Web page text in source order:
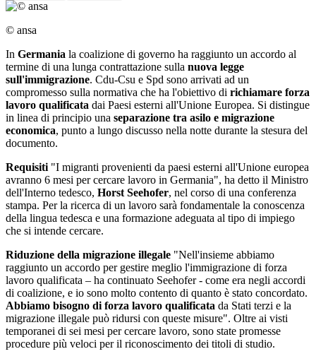
© ansa
In Germania la coalizione di governo ha raggiunto un accordo al
termine di una lunga contrattazione sulla nuova legge
sull'immigrazione. Cdu-Csu e Spd sono arrivati ad un
compromesso sulla normativa che ha l'obiettivo di richiamare forza
lavoro qualificata dai Paesi esterni all'Unione Europea. Si distingue
in linea di principio una separazione tra asilo e migrazione
economica, punto a lungo discusso nella notte durante la stesura del
documento.
Requisiti "I migranti provenienti da paesi esterni all'Unione europea
avranno 6 mesi per cercare lavoro in Germania", ha detto il Ministro
dell'Interno tedesco, Horst Seehofer, nel corso di una conferenza
stampa. Per la ricerca di un lavoro sarà fondamentale la conoscenza
della lingua tedesca e una formazione adeguata al tipo di impiego
che si intende cercare.
Riduzione della migrazione illegale "Nell'insieme abbiamo
raggiunto un accordo per gestire meglio l'immigrazione di forza
lavoro qualificata – ha continuato Seehofer - come era negli accordi
di coalizione, e io sono molto contento di quanto è stato concordato.
Abbiamo bisogno di forza lavoro qualificata da Stati terzi e la
migrazione illegale può ridursi con queste misure". Oltre ai visti
temporanei di sei mesi per cercare lavoro, sono state promesse
procedure più veloci per il riconoscimento dei titoli di studio.